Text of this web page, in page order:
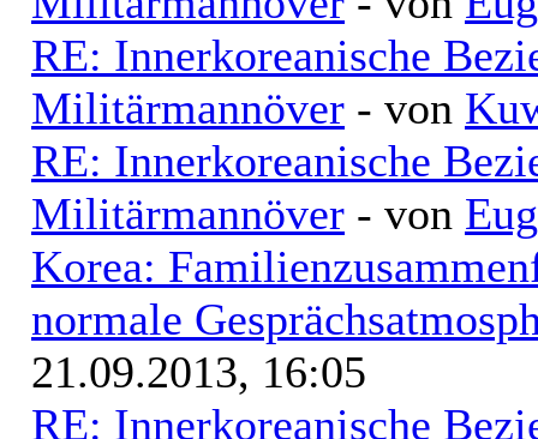
RE: Innerkoreanische
Militärmannöver - von
RE: Innerkoreanische
Militärmannöver - von
Korea:
normale
21.09.2013, 16:05
RE: Innerkoreanische